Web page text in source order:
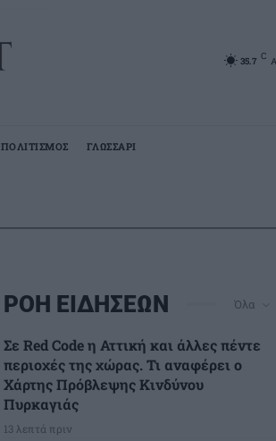
35.7 C
ΠΟΛΙΤΙΣΜΟΣ ΓΛΩΣΣΑΡΙ
ΡΟΗ ΕΙΔΗΣΕΩΝ Όλα
Σε Red Code η Αττική και άλλες πέντε
περιοχές της χώρας. Τι αναφέρει ο
Χάρτης Πρόβλεψης Κινδύνου
Πυρκαγιάς
13 λεπτά πριν